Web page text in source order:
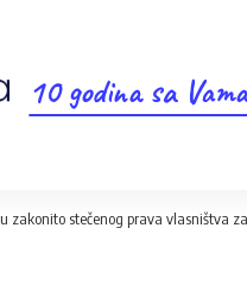
10 godina sa Vama
zakonito stečenog prava vlasništva